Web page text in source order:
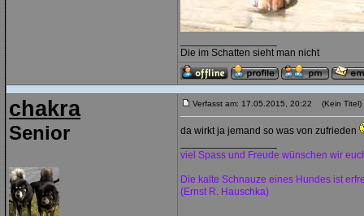
Die im Schatten sieht man nicht
chakra
Senior
Verfasst am: 17.05.2015, 20:22 (Kein Titel)
da wirkt ja jemand so was von zufrieden
viel Spass und Freude wünschen wir
Die kalte Schnauze eines Hundes ist
(Ernst R. Hauschka)